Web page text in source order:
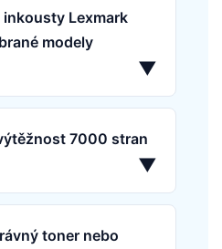
Lexmark
modely
▼
7000 stran
▼
toner nebo